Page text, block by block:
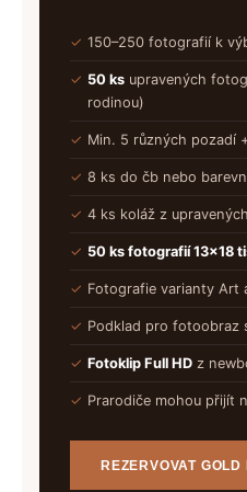
✓ 150–250 fotografií k
✓ 50 ks upravených
rodinou)
✓ Min. 5 různých pozadí
✓ 8 ks do čb nebo
✓ 4 ks koláž z
✓ 50 ks fotografií 13×18
✓ Fotografie varianty Art
✓ Podklad pro fotoobraz
✓ Fotoklip Full HD z
✓ Prarodiče mohou přijít
REZERVOVAT GOLD